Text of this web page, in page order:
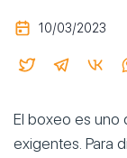
10/03/2023
El boxeo es uno
exigentes. Para